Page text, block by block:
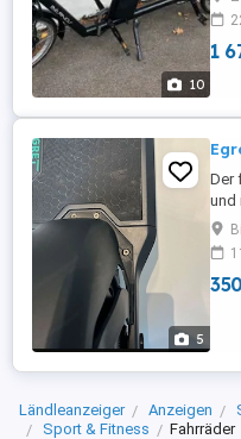
10
...
1
5
Der
und
Ländleanzeiger Anzeigen
Sport & Fitness
Fahrräder